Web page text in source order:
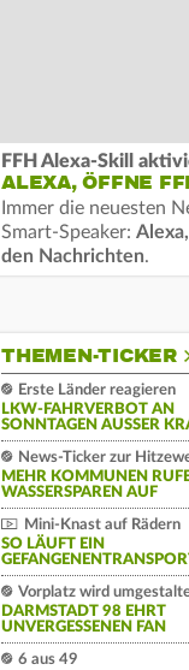
FFH Alexa-Skill
ALEXA, ÖFFNE
Immer die neuesten
Smart-Speaker:
den Nachrichten.
THEMEN-TICKER
Erste Länder reagieren
LKW-FAHRVERBOT AN
SONNTAGEN AUSSER
News-Ticker zur
MEHR KOMMUNEN
WASSERSPAREN AUF
Mini-Knast auf Rädern
SO LÄUFT EIN
Vorplatz wird
DARMSTADT 98 EHRT
UNVERGESSENEN FAN
6 aus 49